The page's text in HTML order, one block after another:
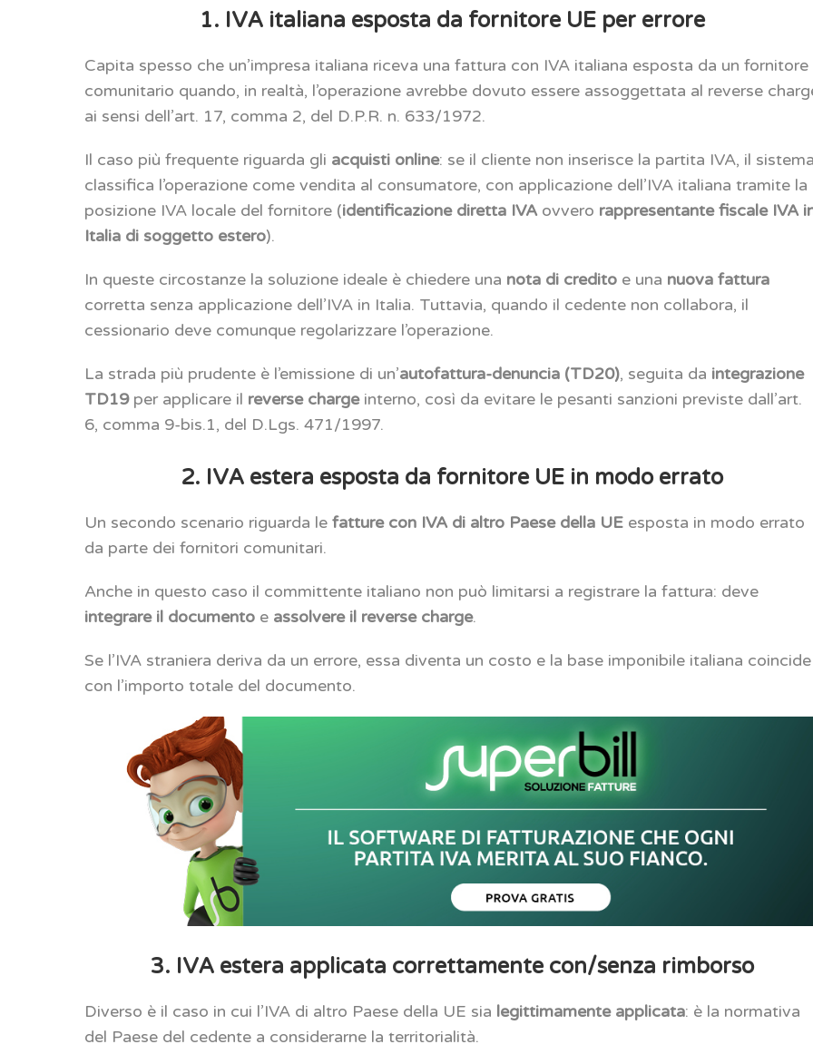
1. IVA italiana esposta da fornitore UE per errore
Capita spesso che un’impresa italiana riceva una fattura con IVA italiana esposta da un fornitore
comunitario quando, in realtà, l’operazione avrebbe dovuto essere assoggettata al reverse
ai sensi dell’art. 17, comma 2, del D.P.R. n. 633/1972.
Il caso più frequente riguarda gli acquisti online: se il cliente non inserisce la partita IVA, il sistema
classifica l’operazione come vendita al consumatore, con applicazione dell’IVA italiana tramite la
posizione IVA locale del fornitore (identificazione diretta IVA ovvero rappresentante fiscale IVA
Italia di soggetto estero).
In queste circostanze la soluzione ideale è chiedere una nota di credito e una nuova fattura
corretta senza applicazione dell’IVA in Italia. Tuttavia, quando il cedente non collabora, il
cessionario deve comunque regolarizzare l’operazione.
La strada più prudente è l’emissione di un’autofattura-denuncia (TD20), seguita da integrazione
TD19per applicare il reverse charge interno, così da evitare le pesanti sanzioni previste dall’art.
6, comma 9-bis.1, del D.Lgs. 471/1997.
2. IVA estera esposta da fornitore UE in modo errato
Un secondo scenario riguarda lefatture con IVA di altro Paese della UE esposta in modo errato
da parte dei fornitori comunitari.
Anche in questo caso il committente italiano non può limitarsi a registrare la fattura: deve
integrare il documento e assolvere il reverse charge.
Se l’IVA straniera deriva da un errore, essa diventa un costo e la base imponibile italiana coincide
con l’importo totale del documento.
3. IVA estera applicata correttamente con/senza rimborso
Diverso è il caso in cui l’IVA di altro Paese della UE sia legittimamente applicata: è la normativa
del Paese del cedente a considerarne la territorialità.